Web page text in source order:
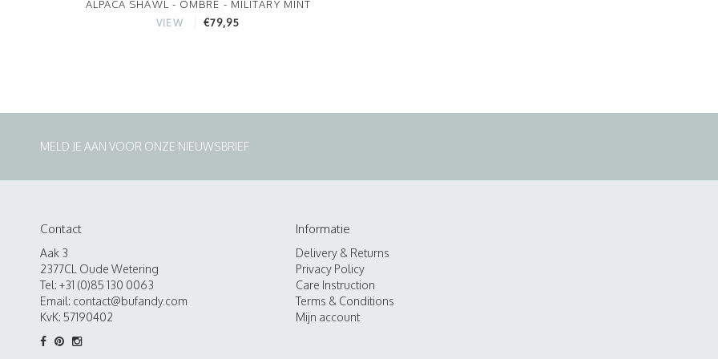
ALPACA SHAWL - OMBRE - MILITARY MINT
VIEW €79,95
MELD JE AAN VOOR ONZE NIEUWSBRIEF
Contact
Aak 3
2377CL Oude Wetering
Tel: +31 (0)85 130 0063
Email: contact@bufandy.com
KvK: 57190402
Informatie
Delivery & Returns
Privacy Policy
Care Instruction
Terms & Conditions
Mijn account